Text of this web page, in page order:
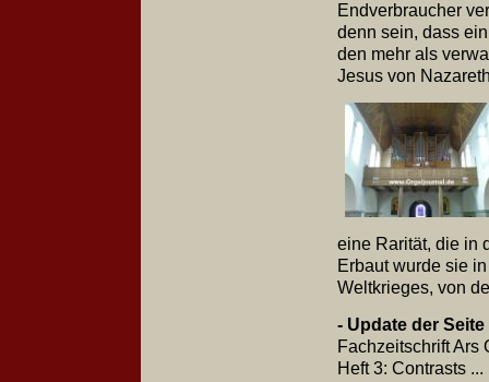
Endverbraucher
denn sein, dass
den mehr als
Jesus von
eine Rarität, die in
Erbaut wurde sie
Weltkrieges, von
- Update der
Fachzeitschrift Ars
Heft 3: Contrasts